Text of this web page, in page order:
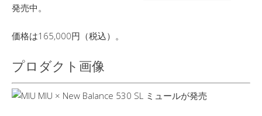
発売中。
価格は165,000円（税込）。
プロダクト画像